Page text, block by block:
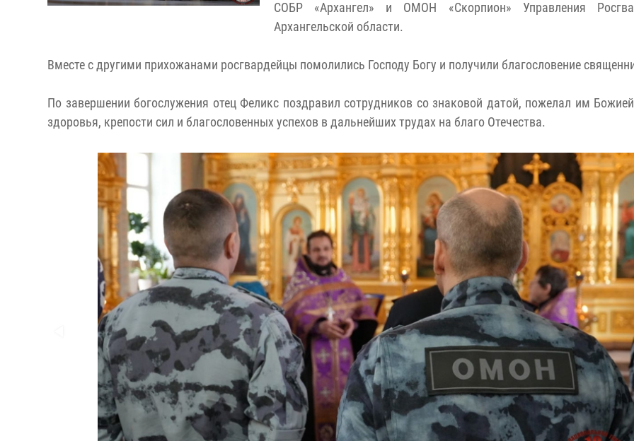
СОБР «Архангел» и ОМОН «Скорпион» Управления
Архангельской области.
Вместе с другими прихожанами росгвардейцы помолились Господу Богу и получили благословение
По завершении богослужения отец Феликс поздравил сотрудников со знаковой датой, пожелал им
здоровья, крепости сил и благословенных успехов в дальнейших трудах на благо Отечества.